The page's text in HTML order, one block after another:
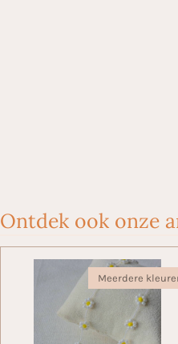
Ontdek ook onze
Meerdere